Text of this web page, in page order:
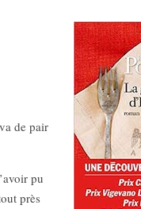
de pair
pu
près